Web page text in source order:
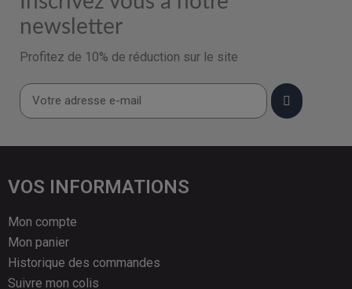
newsletter
Profitez de 10% de réduction sur le site
VOS INFORMATIONS
Mon compte
Mon panier
Historique des commandes
Suivre mon colis